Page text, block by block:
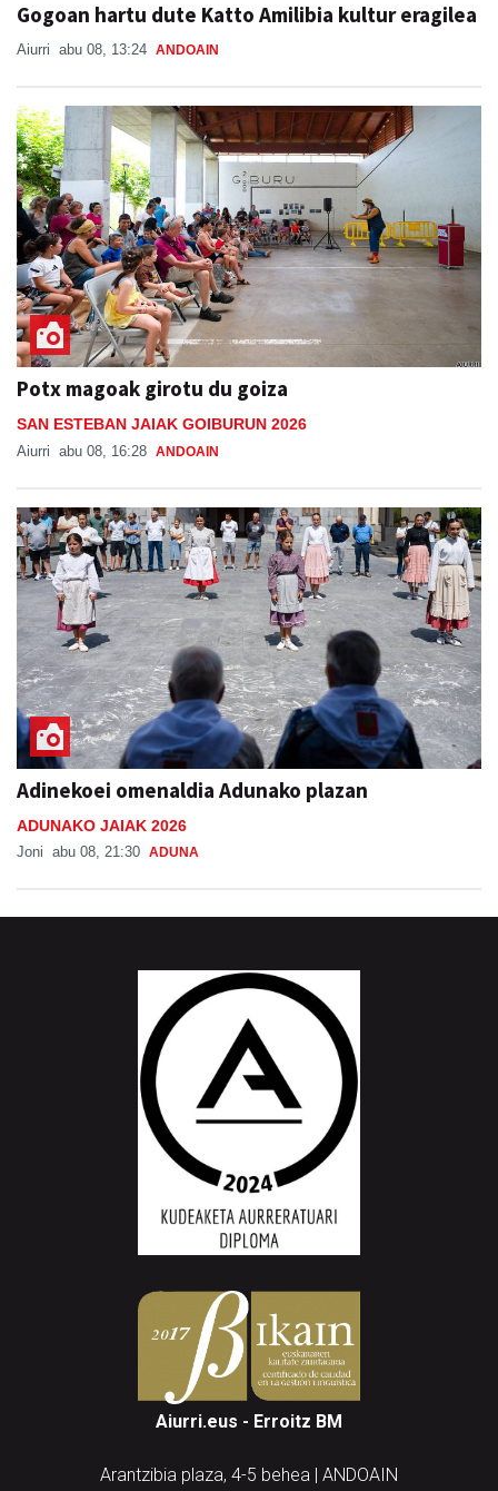
Gogoan hartu dute Katto Amilibia kultur eragilea
Aiurri abu 08, 13:24 ANDOAIN
Potx magoak girotu du goiza
SAN ESTEBAN JAIAK GOIBURUN 2026
Aiurri abu 08, 16:28 ANDOAIN
Adinekoei omenaldia Adunako plazan
ADUNAKO JAIAK 2026
Joni abu 08, 21:30 ADUNA
Aiurri.eus - Erroitz BM
Arantzibia plaza, 4-5 behea | ANDOAIN